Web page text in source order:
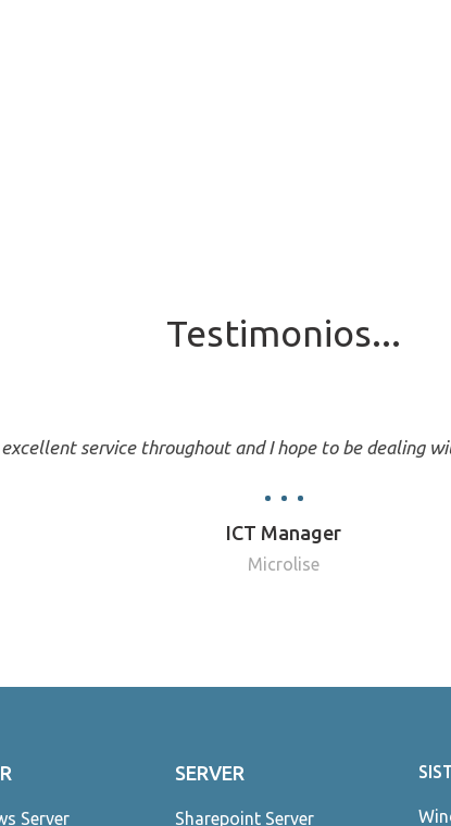
Testimonios...
excellent service throughout and I hope to be dealing
ICT Manager
Microlise
Server
SERVER
Sharepoint Server